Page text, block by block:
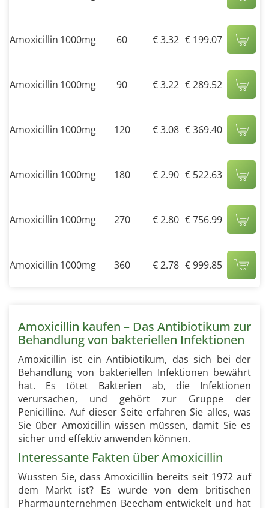
Amoxicillin 1000mg 60 € 3.32 € 199.07
Amoxicillin 1000mg 90 € 3.22 € 289.52
Amoxicillin 1000mg 120 € 3.08 € 369.40
Amoxicillin 1000mg 180 € 2.90 € 522.63
Amoxicillin 1000mg 270 € 2.80 € 756.99
Amoxicillin 1000mg 360 € 2.78 € 999.85
Amoxicillin kaufen – Das Antibiotikum zur
Behandlung von bakteriellen Infektionen
Amoxicillin ist ein Antibiotikum, das sich bei der
Behandlung von bakteriellen Infektionen bewährt
hat. Es tötet Bakterien ab, die Infektionen
verursachen, und gehört zur Gruppe der
Penicilline. Auf dieser Seite erfahren Sie alles, was
Sie über Amoxicillin wissen müssen, damit Sie es
sicher und effektiv anwenden können.
Interessante Fakten über Amoxicillin
Wussten Sie, dass Amoxicillin bereits seit 1972 auf
dem Markt ist? Es wurde von dem britischen
Pharmaunternehmen Beecham entwickelt und hat